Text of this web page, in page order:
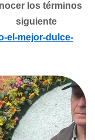
los términos
siguiente
el-mejor-dulce-